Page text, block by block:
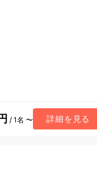
/ 1名 〜 詳細を見る